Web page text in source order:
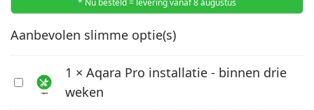
* Nu besteld = levering vanaf 8 augustus
Aanbevolen slimme optie(s)
A
1 × Aqara Pro installatie - binnen drie
weken